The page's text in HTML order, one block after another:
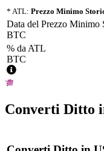
* ATL: Prezzo Minimo
Data del Prezzo Minimo
BTC
% da ATL
BTC
Converti Ditto